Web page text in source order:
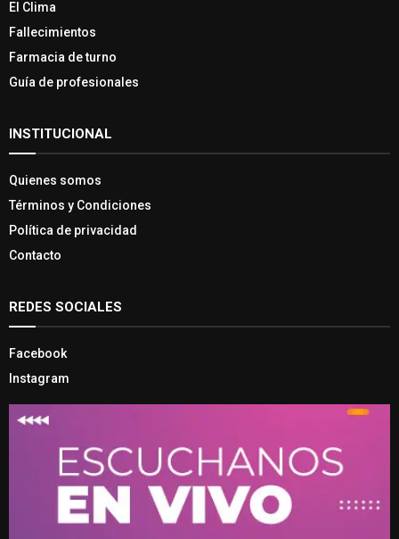
El Clima
Fallecimientos
Farmacia de turno
Guía de profesionales
INSTITUCIONAL
Quienes somos
Términos y Condiciones
Política de privacidad
Contacto
REDES SOCIALES
Facebook
Instagram